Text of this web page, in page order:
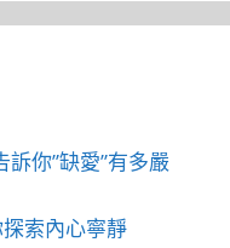
訴你”缺愛”有多嚴
索內心寧靜